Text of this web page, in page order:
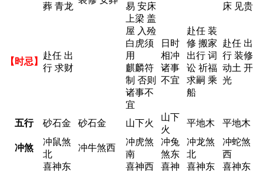
葬 青龙
易 安床
床 见贵
【时忌】
赴任 出
行 求财
上梁 盖
屋 入殓
白虎须
用
麒麟符
制 否则
诸事不
宜
日时
相冲
诸事
不宜
赴任 装
修 搬家
出行 词
讼 祈福
求嗣 乘
船
赴任 出
行 装修
动土 开
光
五行 砂石金 砂石金 山下火
山下
火
平地木 平地木
冲煞
冲鼠煞
北
冲牛煞西
冲虎煞
南
冲兔
煞东
冲龙煞
北
冲蛇煞
西
喜神东
喜神西
喜神
喜神东
喜神东